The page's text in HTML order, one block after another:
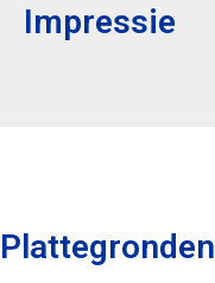
Impressie
Plattegronden